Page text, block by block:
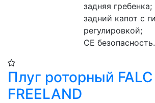
задняя гребенка;
задний капот с
регулировкой;
CE безопасность.
Плуг роторный FALC
FREELAND